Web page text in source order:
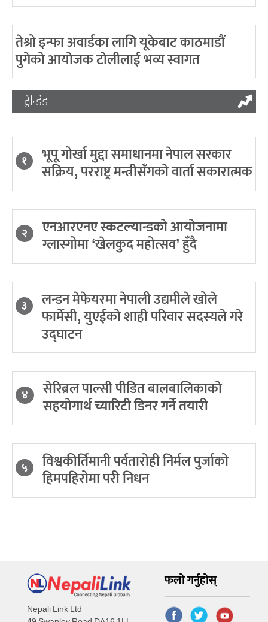
तेश्रो इन्फा अवार्डका लागि यूकेबाट काठमाडौं
पुगेको आयोजक टोलीलाई भव्य स्वागत
ट्रेन्डिङ
१ भूपू गोर्खा मुद्दा समाधानमा नेपाल सरकार
सक्रिय, परराष्ट्र मन्त्रीसँगको वार्ता सकारात्मक
२ एनआरएनए स्कटल्यान्डको आयोजनामा
ग्लास्गोमा ‘खेलकुद महोत्सव’ हुँदै
३ लन्डन मेफेयरमा नेपाली उद्यमीले खोले
फार्मेसी, युएईको शाही परिवार सदस्यले गरे
उद्घाटन
४ सेरिब्रल पाल्सी पीडित बालबालिकाको
सहयोगार्थ च्यारिटी डिनर गर्ने तयारी
५ विश्वकीर्तिमानी पर्वतारोही निर्मल पुर्जाको
हिमपहिरोमा परी निधन
Nepali Link Ltd
फलो गर्नुहोस्